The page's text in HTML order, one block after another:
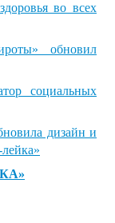
во всех
обновил
социальных
дизайн и